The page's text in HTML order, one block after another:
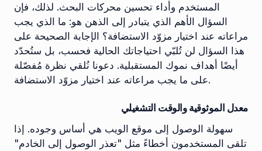
المستخدم وأداء تحسين محركات البحث. لذلك، فإن
السؤال الأهم الذي يتبادر إلى الذهن هو: ما الذي يجب
مراعاته عند اختيار مزوّد الاستضافة؟ الإجابة الصحيحة على
هذا السؤال لن تُلبّي احتياجاتك الحالية فحسب، بل ستُحدّد
أيضًا أهداف نموك المستقبلية. دعونا نُلقي نظرة مُفصّلة
على ما يجب مراعاته عند اختيار مزوّد الاستضافة.
معدل الموثوقية والوقت التشغيلي
سهولة الوصول إلى موقع الويب هي أساس وجوده. إذا
تلقى المستخدمون أخطاءً مثل "تعذر الوصول إلى الخادم"